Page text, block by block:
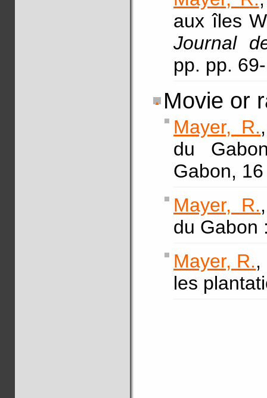
aux îles
Journal
pp. pp.
Movie or
Mayer, R.
du
Gabon,
Mayer, R.
du Gabon
Mayer, R.,
les